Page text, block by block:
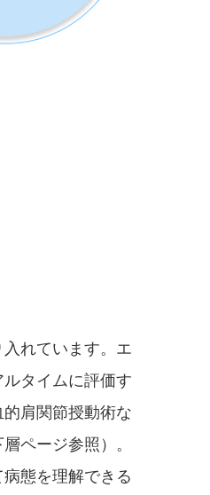
れています。エ
タイムに評価す
肩関節授動術な
ページ参照）。
態を理解できる